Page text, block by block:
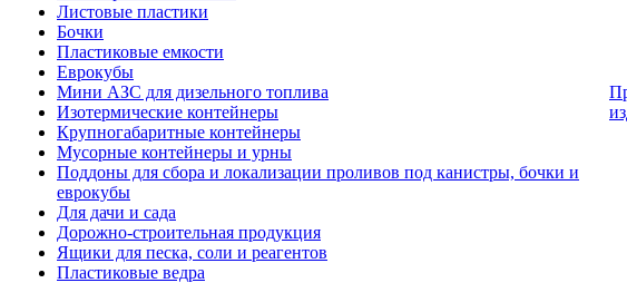
Листовые пластики
Бочки
Пластиковые емкости
Еврокубы
Мини АЗС для дизельного топлива
Изотермические контейнеры
Крупногабаритные контейнеры
Мусорные контейнеры и урны
Поддоны для сбора и локализации проливов под канистры, бочки и
еврокубы
Для дачи и сада
Дорожно-строительная продукция
Ящики для песка, соли и реагентов
Пластиковые ведра